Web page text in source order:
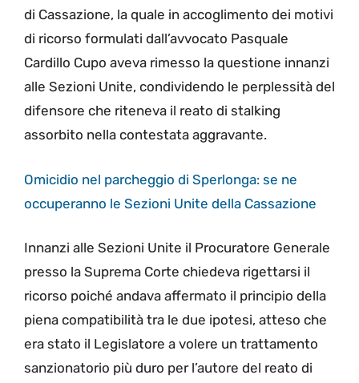
di Cassazione, la quale in accoglimento dei motivi
di ricorso formulati dall’avvocato Pasquale
Cardillo Cupo aveva rimesso la questione innanzi
alle Sezioni Unite, condividendo le perplessità del
difensore che riteneva il reato di stalking
assorbito nella contestata aggravante.
Omicidio nel parcheggio di Sperlonga: se ne
occuperanno le Sezioni Unite della Cassazione
Innanzi alle Sezioni Unite il Procuratore Generale
presso la Suprema Corte chiedeva rigettarsi il
ricorso poiché andava affermato il principio della
piena compatibilità tra le due ipotesi, atteso che
era stato il Legislatore a volere un trattamento
sanzionatorio più duro per l’autore del reato di